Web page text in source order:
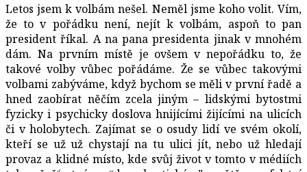
Letos jsem k volbám nešel. Neměl jsme koho volit. Vím,
že to v pořádku není, nejít k volbám, aspoň to pan
president říkal. A na pana presidenta jinak v mnohém
dám. Na prvním místě je ovšem v nepořádku to, že
takové volby vůbec pořádáme. Že se vůbec takovými
volbami zabýváme, když bychom se měli v první řadě a
hned zaobírat něčím zcela jiným – lidskými bytostmi
fyzicky i psychicky doslova hnijícími žijícími na ulicích
či v holobytech. Zajímat se o osudy lidí ve svém okolí,
kteří se už už chystají na tu ulici jít, nebo už hledají
provaz a klidné místo, kde svůj život v tomto v médiích